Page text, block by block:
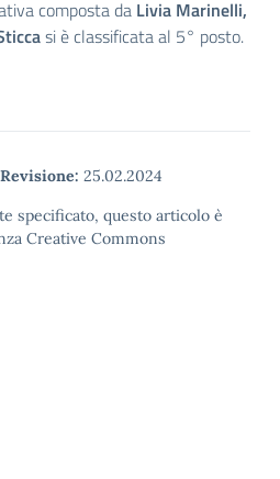
composta da Livia Marinelli,
si è classificata al 5° posto.
Revisione: 25.02.2024
specificato, questo articolo è
Creative Commons